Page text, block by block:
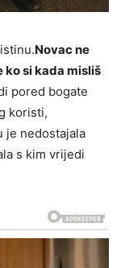
Novac ne
ko si kada misliš
pored bogate
koristi,
je nedostajala
s kim vrijedi